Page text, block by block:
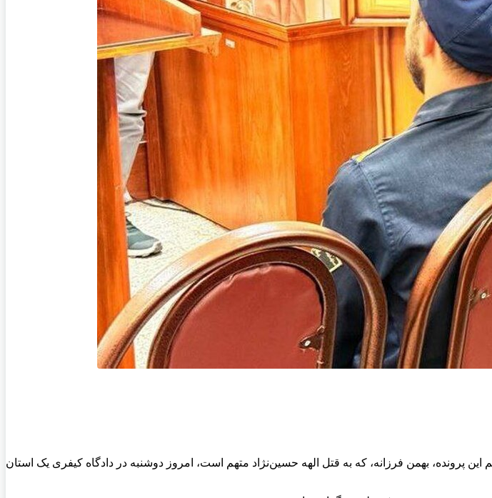
این پرونده، بهمن فرزانه، که به قتل الهه حسین‌نژاد متهم است، امروز دوشنبه در دادگاه کیفری یک استان